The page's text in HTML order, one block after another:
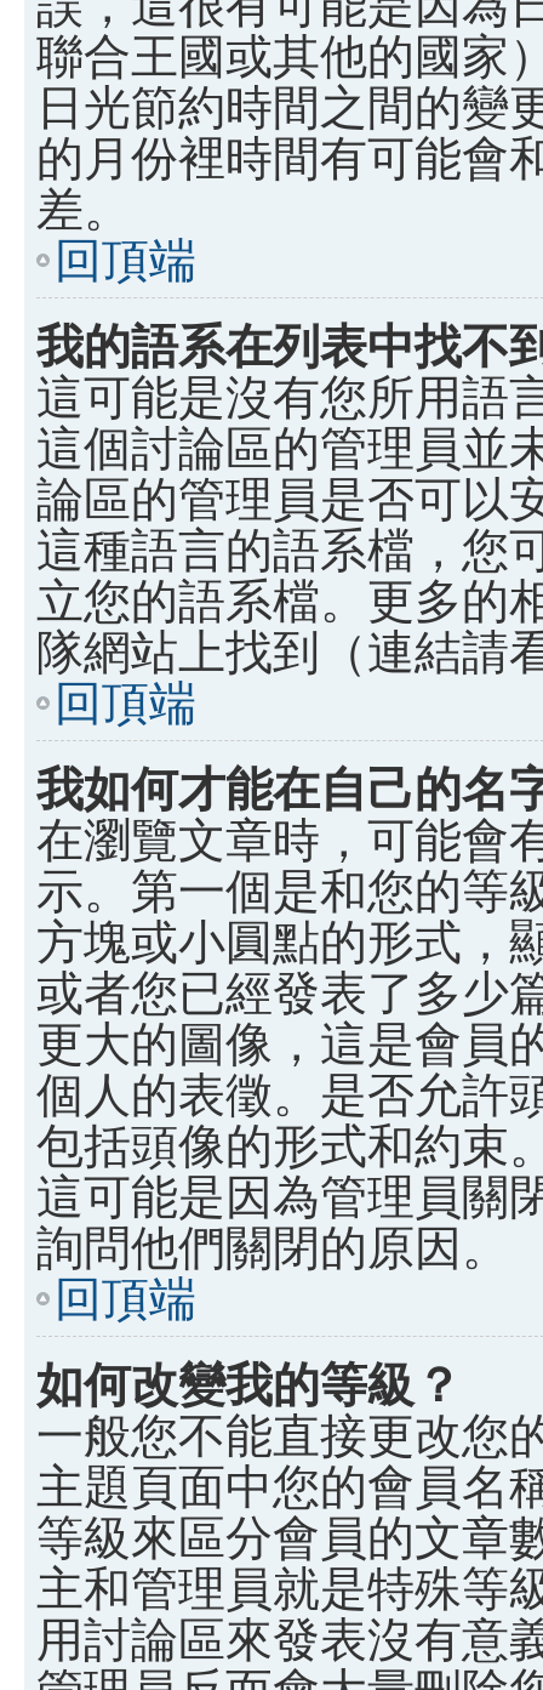
聯合王國或其他的國家
日光節約時間之間的變
的月份裡時間有可能會
差。
回頂端
我的語系在列表中找不
這可能是沒有您所用語
這個討論區的管理員並
論區的管理員是否可以
這種語言的語系檔，您
立您的語系檔。更多的
隊網站上找到（連結請
回頂端
我如何才能在自己的名
在瀏覽文章時，可能會
示。第一個是和您的等
方塊或小圓點的形式，
或者您已經發表了多少
更大的圖像，這是會員
個人的表徵。是否允許
包括頭像的形式和約束
這可能是因為管理員關
詢問他們關閉的原因。
回頂端
如何改變我的等級？
一般您不能直接更改您
主題頁面中您的會員名
等級來區分會員的文章
主和管理員就是特殊等
用討論區來發表沒有意